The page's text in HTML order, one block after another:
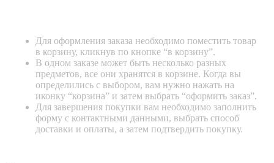
Для оформления заказа необходимо поместить товар
в корзину, кликнув по кнопке “в корзину”.
В одном заказе может быть несколько разных
предметов, все они хранятся в корзине. Когда вы
определились с выбором, вам нужно нажать на
иконку “корзина” и затем выбрать “оформить заказ”.
Для завершения покупки вам необходимо заполнить
форму с контактными данными, выбрать способ
доставки и оплаты, а затем подтвердить покупку.